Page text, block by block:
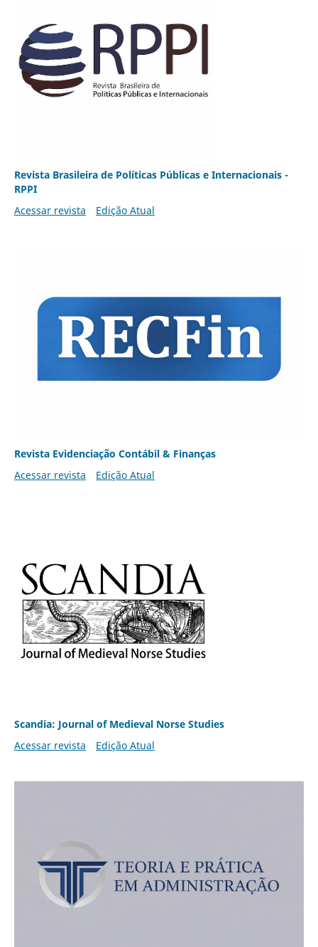
Revista Brasileira de Políticas Públicas e Internacionais -
RPPI
Acessar revista
Edição Atual
Revista Evidenciação Contábil & Finanças
Acessar revista
Edição Atual
Scandia: Journal of Medieval Norse Studies
Acessar revista
Edição Atual